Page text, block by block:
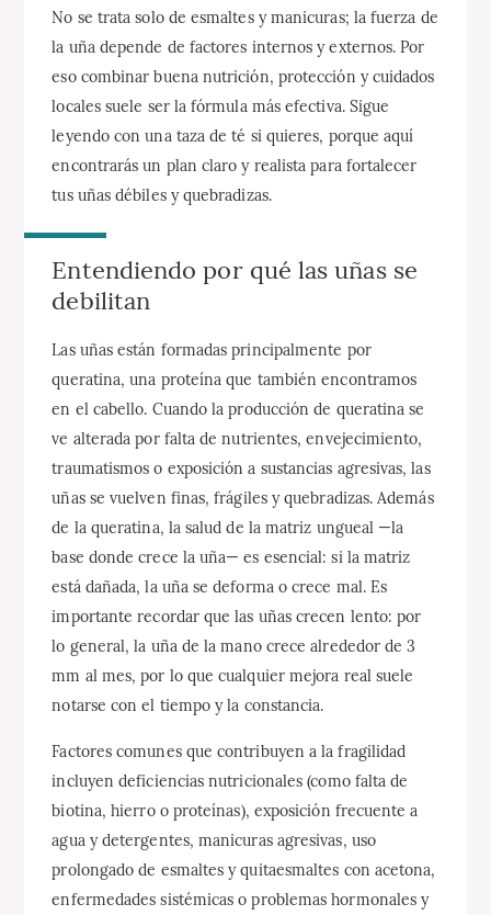
No se trata solo de esmaltes y manicuras; la fuerza de
la uña depende de factores internos y externos. Por
eso combinar buena nutrición, protección y cuidados
locales suele ser la fórmula más efectiva. Sigue
leyendo con una taza de té si quieres, porque aquí
encontrarás un plan claro y realista para fortalecer
tus uñas débiles y quebradizas.
Entendiendo por qué las uñas se
debilitan
Las uñas están formadas principalmente por
queratina, una proteína que también encontramos
en el cabello. Cuando la producción de queratina se
ve alterada por falta de nutrientes, envejecimiento,
traumatismos o exposición a sustancias agresivas, las
uñas se vuelven finas, frágiles y quebradizas. Además
de la queratina, la salud de la matriz ungueal —la
base donde crece la uña— es esencial: si la matriz
está dañada, la uña se deforma o crece mal. Es
importante recordar que las uñas crecen lento: por
lo general, la uña de la mano crece alrededor de 3
mm al mes, por lo que cualquier mejora real suele
notarse con el tiempo y la constancia.
Factores comunes que contribuyen a la fragilidad
incluyen deficiencias nutricionales (como falta de
biotina, hierro o proteínas), exposición frecuente a
agua y detergentes, manicuras agresivas, uso
prolongado de esmaltes y quitaesmaltes con acetona,
enfermedades sistémicas o problemas hormonales y